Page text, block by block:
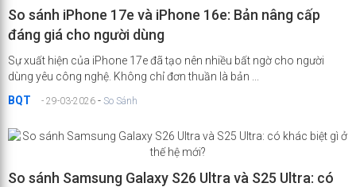
So sánh iPhone 17e và iPhone 16e: Bản nâng cấp
đáng giá cho người dùng
Sự xuất hiện của iPhone 17e đã tạo nên nhiều bất ngờ cho người
dùng yêu công nghệ. Không chỉ đơn thuần là bản ...
BQT
- 29-03-2026 - So Sánh
So sánh Samsung Galaxy S26 Ultra và S25 Ultra: có